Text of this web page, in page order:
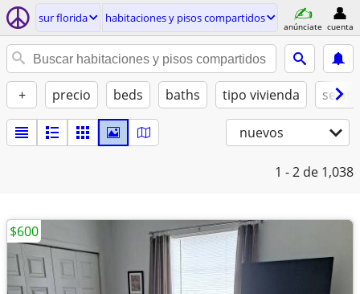
sur florida habitaciones y pisos compartidos
anúnciate cuenta
+ precio beds baths tipo vivienda se
nuevos
1 - 2 de 1,038
$600